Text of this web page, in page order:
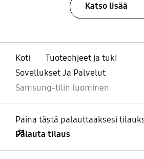
Katso lisää
Koti
Tuoteohjeet ja tuki
Sovellukset Ja Palvelut
Samsung-tilin luominen
Paina tästä palauttaaksesi
Palauta tilaus